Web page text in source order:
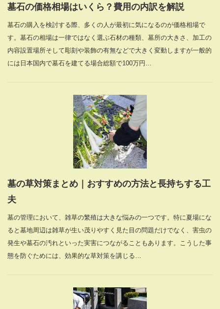
墓石の価格相場はいくら？費用の内訳を解説
墓石の購入を検討する際、多くの人が最初に気になるのが価格相場で
す。墓石の相場は一律ではなく選ぶ石材の種類、墓所の大きさ、加工の
内容設置場所そして彫刻や装飾の有無などで大きく変動しますが一般的
には日本国内で墓石を建てる場合総額で100万円…
墓の草対策まとめ｜おすすめの方法と長持ちする工
夫
墓の管理において、雑草の繁殖は大きな悩みの一つです。特に夏場にな
ると墓地周辺は雑草が生い茂りやすく見た目の問題だけでなく、害虫の
発生や墓石の汚れといった実害につながることもあります。こうした事
態を防ぐためには、効果的な草対策を講じる…